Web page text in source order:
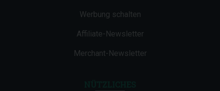
Werbung schalten
Affiliate-Newsletter
Merchant-Newsletter